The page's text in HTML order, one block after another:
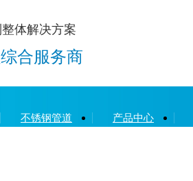
体解决方案
合服务商
不锈钢管道 产品中心